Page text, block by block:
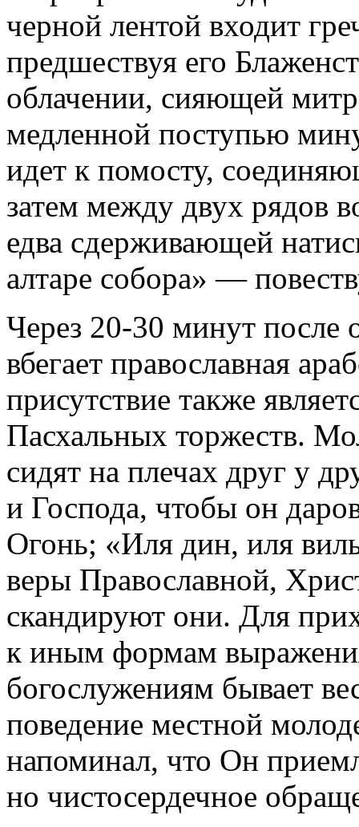
черной лентой входит
предшествуя его
облачении, сияющей
медленной поступью
идет к помосту,
затем между двух рядов
едва сдерживающей
алтаре собора» —
Через 20-30 минут после
вбегает православная
присутствие также
Пасхальных торжеств.
сидят на плечах друг у
и Господа, чтобы он
Огонь; «Иля дин, иля
веры Православной,
скандируют они. Для
к иным формам
богослужениям бывает
поведение местной
напоминал, что Он
но чистосердечное